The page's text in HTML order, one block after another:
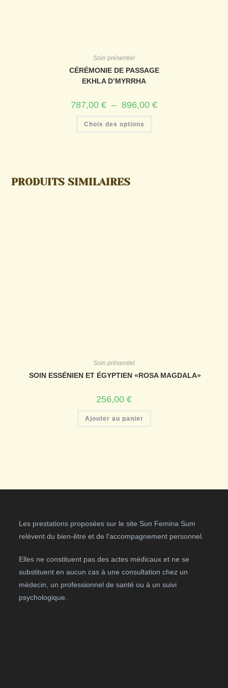
Soin présentiel
CÉRÉMONIE DE PASSAGE
EKHLA D’MYRRHA
787,00 € – 896,00 €
Choix des options
PRODUITS SIMILAIRES
Soin présentiel
SOIN ESSÉNIEN ET ÉGYPTIEN «ROSA MAGDALA»
256,00 €
Ajouter au panier
Les prestations proposées sur le site Sun Femina Sum
relèvent du bien-être et de l’accompagnement personnel.
Elles ne constituent pas des actes médicaux et ne se
substituent en aucun cas à une consultation chez un
médecin, un professionnel de santé ou à un suivi
psychologique.